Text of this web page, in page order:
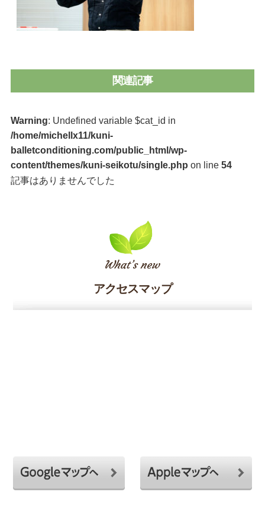
関連記事
Warning: Undefined variable $cat_id in
/home/michellx11/kuni-
balletconditioning.com/public_html/wp-
content/themes/kuni-seikotu/single.php on line 54
記事はありませんでした
アクセスマップ